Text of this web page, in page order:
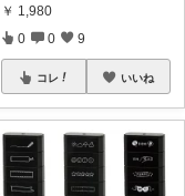
￥ 1,980
0 0 9
コレ いいね